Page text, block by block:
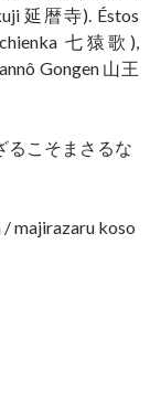
延暦寺). Éstos
七猿歌),
Gongen 山王
るこそまさるな
/ majirazaru koso